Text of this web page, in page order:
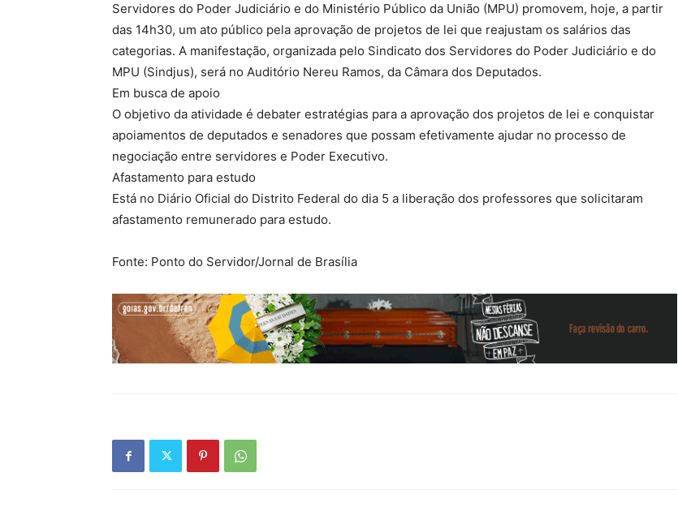
Servidores do Poder Judiciário e do Ministério Público da União (MPU) promovem, hoje, a partir
das 14h30, um ato público pela aprovação de projetos de lei que reajustam os salários das
categorias. A manifestação, organizada pelo Sindicato dos Servidores do Poder Judiciário e do
MPU (Sindjus), será no Auditório Nereu Ramos, da Câmara dos Deputados.
Em busca de apoio
O objetivo da atividade é debater estratégias para a aprovação dos projetos de lei e conquistar
apoiamentos de deputados e senadores que possam efetivamente ajudar no processo de
negociação entre servidores e Poder Executivo.
Afastamento para estudo
Está no Diário Oficial do Distrito Federal do dia 5 a liberação dos professores que solicitaram
afastamento remunerado para estudo.
Fonte: Ponto do Servidor/Jornal de Brasília